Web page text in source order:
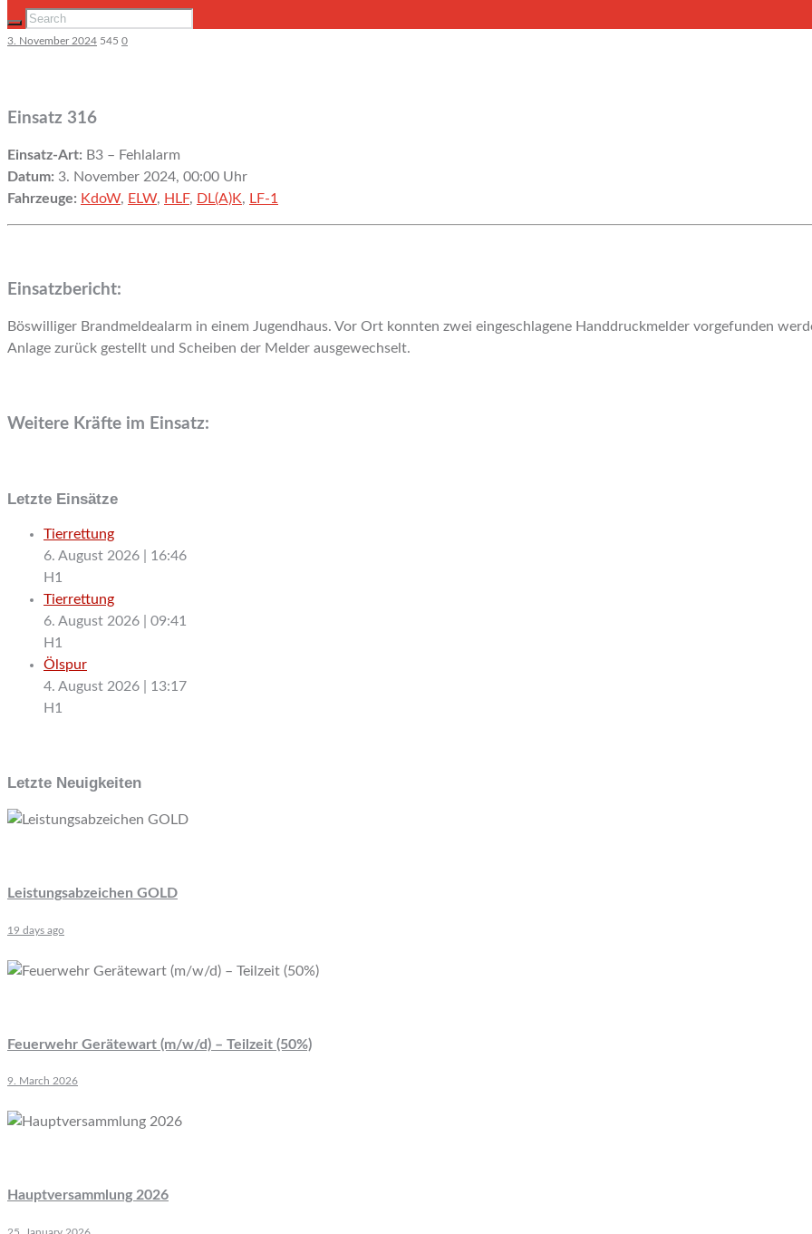
3. November 2024 545 0
Einsatz 316
Einsatz-Art: B3 – Fehlalarm
Datum: 3. November 2024, 00:00 Uhr
Fahrzeuge: KdoW, ELW, HLF, DL(A)K, LF-1
Einsatzbericht:
Böswilliger Brandmeldealarm in einem Jugendhaus. Vor Ort konnten zwei eingeschlagene Handdruckmelder vorgefunden
Anlage zurück gestellt und Scheiben der Melder ausgewechselt.
Weitere Kräfte im Einsatz:
Letzte Einsätze
Tierrettung
6. August 2026
16:46
H1
Tierrettung
6. August 2026
09:41
H1
Ölspur
4. August 2026
13:17
H1
Letzte Neuigkeiten
Leistungsabzeichen GOLD
19 days ago
Feuerwehr Gerätewart (m/w/d) – Teilzeit (50%)
9. March 2026
Hauptversammlung 2026